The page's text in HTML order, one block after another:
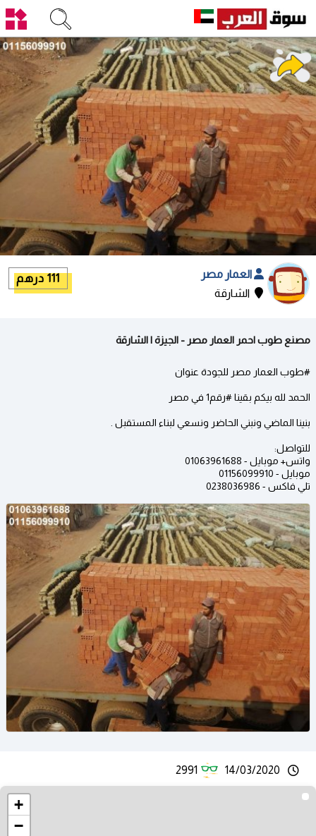
العمار مصر
الشارقة
111 درهم
مصنع طوب احمر العمار مصر - الجيزة | الشارقة
#طوب العمار مصر للجودة عنوان
الحمد لله بيكم بقينا #رقم1 في مصر
بنينا الماضي ونبني الحاضر ونسعي لبناء المستقبل .
للتواصل:
واتس+ موبايل - 01063961688
موبايل - 01156099910
تلي فاكس - 0238036986
14/03/2020
2991
+
−